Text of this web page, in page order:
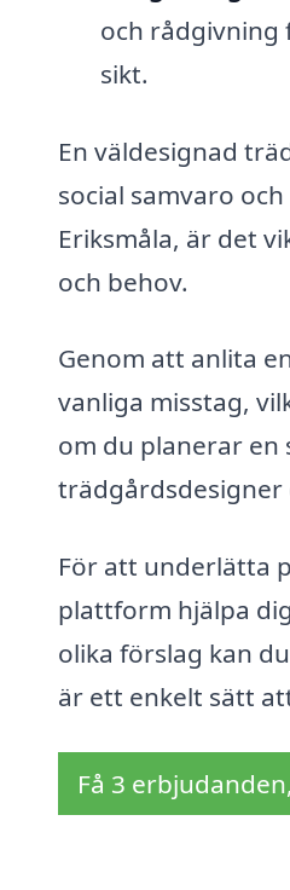
och rådgivning
sikt.
En väldesignad
social samvaro
Eriksmåla, är det
och behov.
Genom att anlita
vanliga misstag,
om du planerar
trädgårdsdesigner
För att underlätta
plattform hjälpa
olika förslag kan
är ett enkelt sätt
Få 3